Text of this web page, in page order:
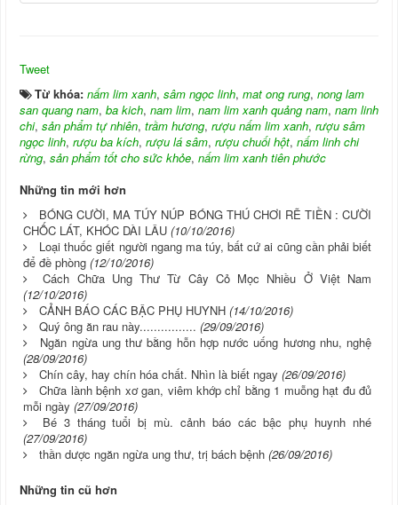
Tweet
Từ khóa: nấm lim xanh, sâm ngọc linh, mat ong rung, nong lam
san quang nam, ba kich, nam lim, nam lim xanh quảng nam, nam linh
chi, sản phẩm tự nhiên, trầm hương, rượu nấm lim xanh, rượu sâm
ngọc linh, rượu ba kích, rượu lá sâm, rượu chuối hột, nấm linh chi
rừng, sản phẩm tốt cho sức khỏe, nấm lim xanh tiên phước
Những tin mới hơn
BÓNG CƯỜI, MA TÚY NÚP BÓNG THÚ CHƠI RẼ TIỀN : CƯỜI
CHỐC LÁT, KHÓC DÀI LÂU (10/10/2016)
Loại thuốc giết người ngang ma túy, bất cứ ai cũng cần phải biết
để đề phòng (12/10/2016)
Cách Chữa Ung Thư Từ Cây Cỏ Mọc Nhiều Ở Việt Nam
(12/10/2016)
CẢNH BÁO CÁC BẬC PHỤ HUYNH (14/10/2016)
Quý ông ăn rau này................ (29/09/2016)
Ngăn ngừa ung thư bằng hỗn hợp nước uống hương nhu, nghệ
(28/09/2016)
Chín cây, hay chín hóa chất. Nhìn là biết ngay (26/09/2016)
Chữa lành bệnh xơ gan, viêm khớp chỉ bằng 1 muỗng hạt đu đủ
mỗi ngày (27/09/2016)
Bé 3 tháng tuổi bị mù. cảnh báo các bậc phụ huynh nhé
(27/09/2016)
thần dược ngăn ngừa ung thư, trị bách bệnh (26/09/2016)
Những tin cũ hơn